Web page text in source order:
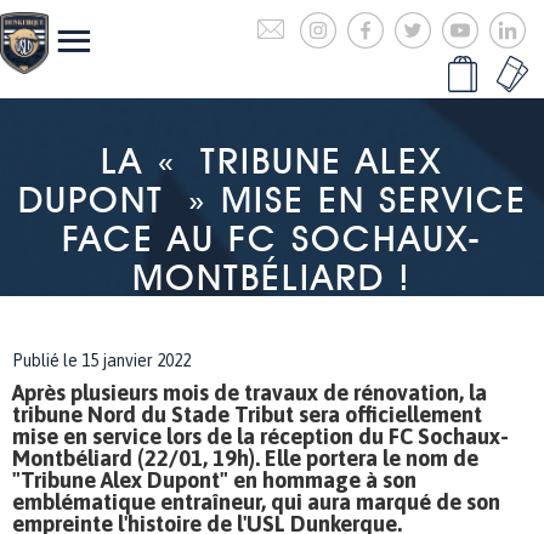
LA « TRIBUNE ALEX
DUPONT » MISE EN SERVICE
FACE AU FC SOCHAUX-
MONTBÉLIARD !
Publié le 15 janvier 2022
Après plusieurs mois de travaux de rénovation, la
tribune Nord du Stade Tribut sera officiellement
mise en service lors de la réception du FC Sochaux-
Montbéliard (22/01, 19h). Elle portera le nom de
"Tribune Alex Dupont" en hommage à son
emblématique entraîneur, qui aura marqué de son
empreinte l'histoire de l'USL Dunkerque.